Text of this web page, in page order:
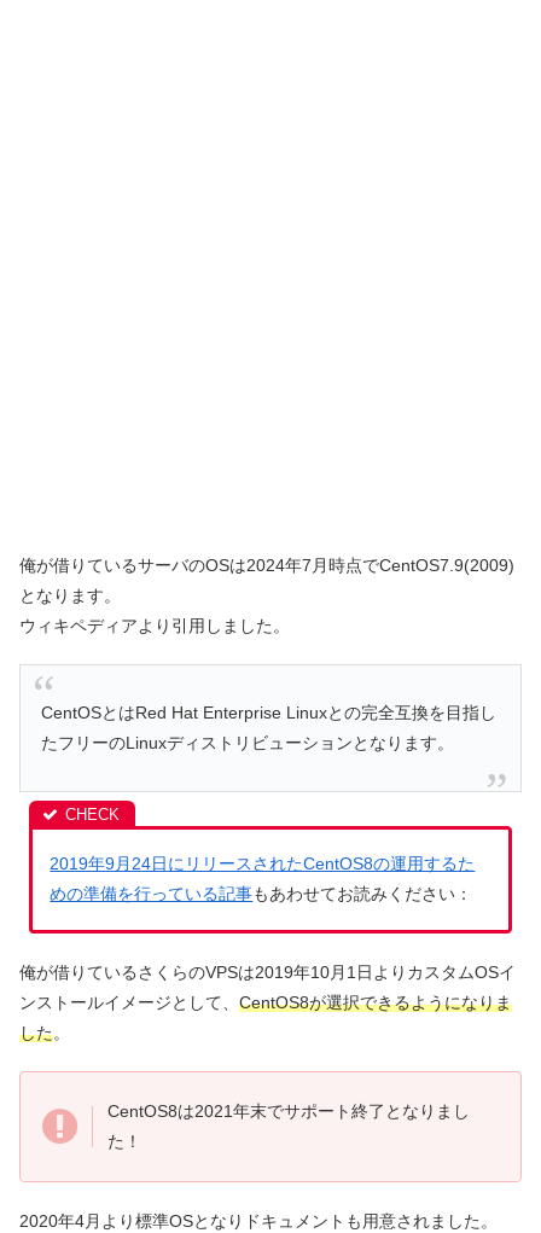
俺が借りているサーバのOSは2024年7月時点でCentOS7.9(2009)
となります。
ウィキペディアより引用しました。
CentOSとはRed Hat Enterprise Linuxとの完全互換を目指し
たフリーのLinuxディストリビューションとなります。
2019年9月24日にリリースされたCentOS8の運用するた
めの準備を行っている記事もあわせてお読みください：
俺が借りているさくらのVPSは2019年10月1日よりカスタムOSイ
ンストールイメージとして、 CentOS8が選択できるようになりま
した。
CentOS8は2021年末でサポート終了となりまし
た！
2020年4月より標準OSとなりドキュメントも用意されました。